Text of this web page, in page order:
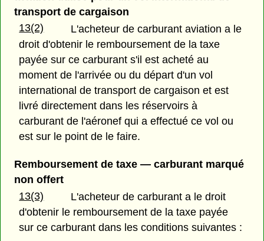
transport de cargaison
13(2)
L'acheteur de carburant aviation a le
droit d'obtenir le remboursement de la taxe
payée sur ce carburant s'il est acheté au
moment de l'arrivée ou du départ d'un vol
international de transport de cargaison et est
livré directement dans les réservoirs à
carburant de l'aéronef qui a effectué ce vol ou
est sur le point de le faire.
Remboursement de taxe — carburant marqué
non offert
13(3)
L'acheteur de carburant a le droit
d'obtenir le remboursement de la taxe payée
sur ce carburant dans les conditions suivantes :